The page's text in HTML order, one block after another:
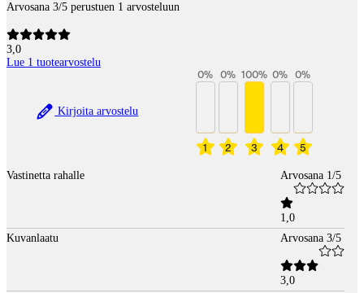
Arvosana 3/5 perustuen 1 arvosteluun
3,0
Lue 1 tuotearvostelu
Kirjoita arvostelu
1
0%
2
0%
3
100%
4
0%
5
0%
Vastinetta rahalle Arvosana 1/5
1,0
Kuvanlaatu
Arvosana 3/5
3,0